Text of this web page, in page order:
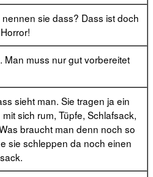
sie dass? Dass ist doch
Man muss nur gut vorbereitet
sieht man. Sie tragen ja ein
sich rum, Tüpfe, Schlafsack,
braucht man denn noch so
sie schleppen da noch einen